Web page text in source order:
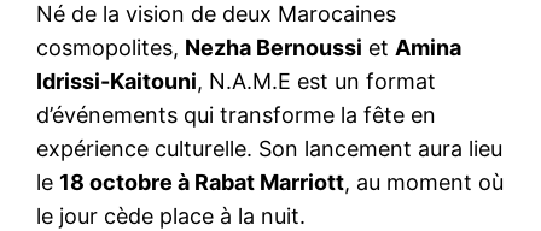
Né de la vision de deux Marocaines
cosmopolites, Nezha Bernoussi et Amina
Idrissi-Kaitouni, N.A.M.E est un format
d’événements qui transforme la fête en
expérience culturelle. Son lancement aura lieu
le 18 octobre à Rabat Marriott, au moment où
le jour cède place à la nuit.